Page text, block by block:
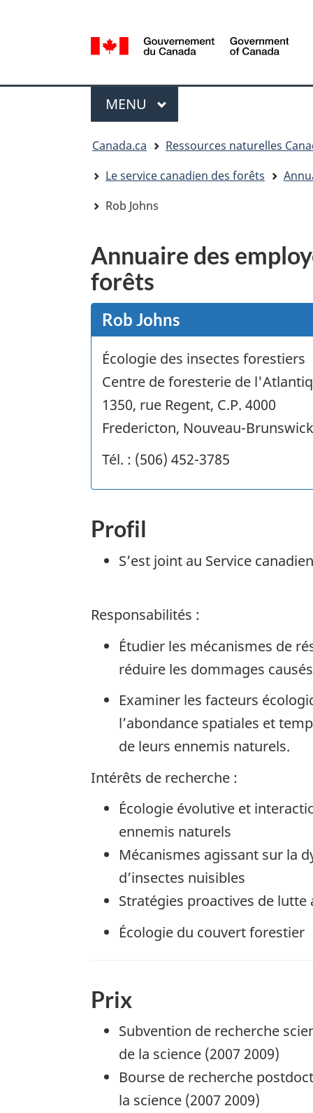
de
la
Government
MENU PRINCIPAL
Canada.ca
Ressources naturelles
Le service canadien des forêts
Rob Johns
Annuaire des
forêts
Rob Johns
Écologie des insectes forestiers
Centre de foresterie de
1350, rue Regent, C.P. 4000
Fredericton, Nouveau-
Tél. : (506) 452-3785
Profil
S’est joint au Service
Responsabilités :
Étudier les mécanismes de
réduire les dommages
Examiner les facteurs
l’abondance spatiales et
de leurs ennemis naturels.
Intérêts de recherche :
Écologie évolutive et
ennemis naturels
Mécanismes agissant sur la
d’insectes nuisibles
Stratégies proactives de
Écologie du couvert forestier
Prix
Subvention de recherche
de la science (2007 2009)
Bourse de recherche
la science (2007 2009)